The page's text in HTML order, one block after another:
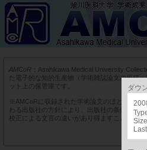
AMCoR ：Asahikawa Medical University
た電子的な知的生産物（学術雑誌論文の原稿
ット上の保管庫です。
※AMCoRに収録された学術論文のほとんどは
わる出版社の方針により、出版社の条件に添
校正による文言の違いがあり得ますことをあ
ダウ
Size